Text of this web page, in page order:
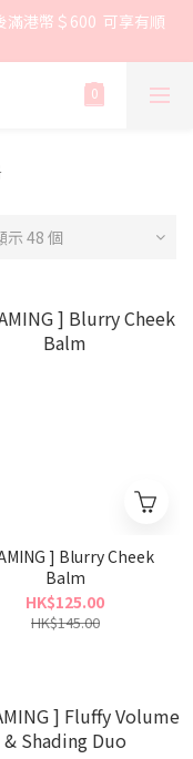
滿港幣＄600  可享有順
示 48 個
] Blurry Cheek
Balm
HK$125.00
HK$145.00